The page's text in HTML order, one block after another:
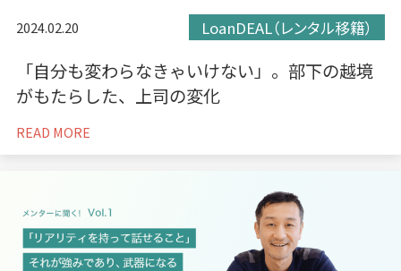
2024.02.20 LoanDEAL（レンタル移籍）
「自分も変わらなきゃいけない」。部下の越境
がもたらした、上司の変化
READ MORE